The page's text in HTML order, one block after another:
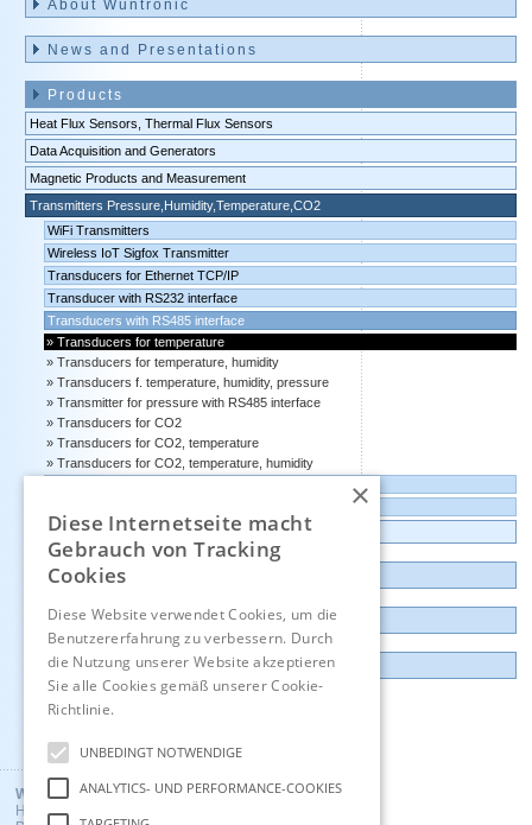
About Wuntronic
News and Presentations
Products
Heat Flux Sensors, Thermal Flux Sensors
Data Acquisition and Generators
Magnetic Products and Measurement
Transmitters Pressure,Humidity,Temperature,CO2
WiFi Transmitters
Wireless IoT Sigfox Transmitter
Transducers for Ethernet TCP/IP
Transducer with RS232 interface
Transducers with RS485 interface
Transducers for temperature
Transducers for temperature, humidity
Transducers f. temperature, humidity, pressure
Transmitter for pressure with RS485 interface
Transducers for CO2
Transducers for CO2, temperature
Transducers for CO2, temperature, humidity
Data logger, Data recorder, measuring transducer
Outlet and Demo units
Contact
Imprint
Wuntronic GmbH
Heppstrasse 30
×
Diese Internetseite macht
Gebrauch von Tracking
Cookies
Diese Website verwendet Cookies, um die
Benutzererfahrung zu verbessern. Durch
die Nutzung unserer Website akzeptieren
Sie alle Cookies gemäß unserer Cookie-
Richtlinie.
UNBEDINGT NOTWENDIGE
ANALYTICS- UND PERFORMANCE-COOKIES